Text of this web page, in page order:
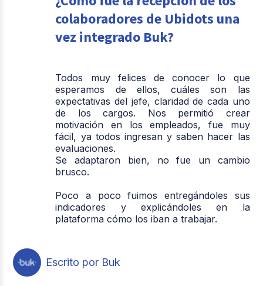
colaboradores de Ubidots una
vez integrado Buk?
Todos muy felices de conocer lo que
esperamos de ellos, cuáles son las
expectativas del jefe, claridad de cada uno
de los cargos. Nos permitió crear
motivación en los empleados, fue muy
fácil, ya todos ingresan y saben hacer las
evaluaciones.
Se adaptaron bien, no fue un cambio
brusco.
Poco a poco fuimos entregándoles sus
indicadores y explicándoles en la
plataforma cómo los iban a trabajar.
Escrito por Buk